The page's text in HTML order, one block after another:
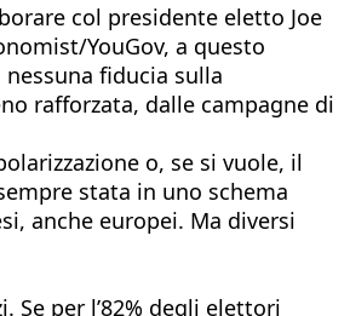
col presidente eletto Joe
YouGov, a questo
fiducia sulla
rafforzata, dalle campagne di
o, se si vuole, il
stata in uno schema
anche europei. Ma diversi
Se per l’82% degli elettori